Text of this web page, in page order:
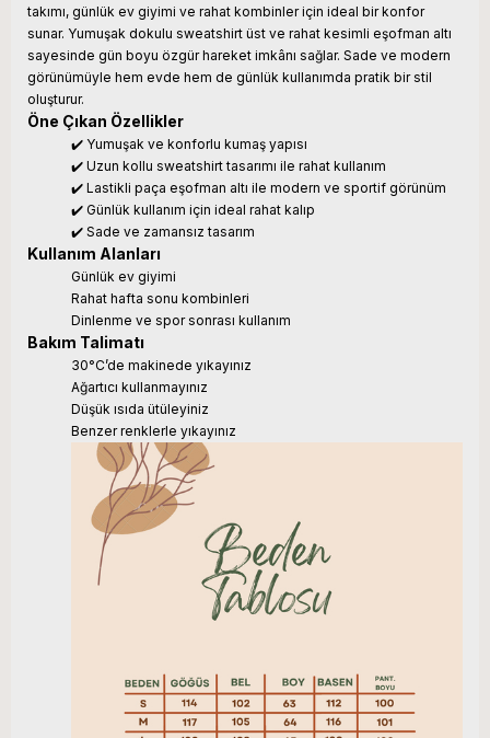
takımı, günlük ev giyimi ve rahat kombinler için ideal bir konfor
sunar. Yumuşak dokulu sweatshirt üst ve rahat kesimli eşofman altı
sayesinde gün boyu özgür hareket imkânı sağlar. Sade ve modern
görünümüyle hem evde hem de günlük kullanımda pratik bir stil
oluşturur.
Öne Çıkan Özellikler
✔️ Yumuşak ve konforlu kumaş yapısı
✔️ Uzun kollu sweatshirt tasarımı ile rahat kullanım
✔️ Lastikli paça eşofman altı ile modern ve sportif görünüm
✔️ Günlük kullanım için ideal rahat kalıp
✔️ Sade ve zamansız tasarım
Kullanım Alanları
Günlük ev giyimi
Rahat hafta sonu kombinleri
Dinlenme ve spor sonrası kullanım
Bakım Talimatı
30°C’de makinede yıkayınız
Ağartıcı kullanmayınız
Düşük ısıda ütüleyiniz
Benzer renklerle yıkayınız